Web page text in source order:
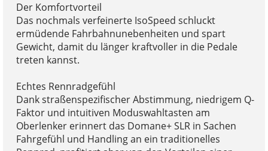
Der Komfortvorteil
Das nochmals verfeinerte IsoSpeed schluckt
ermüdende Fahrbahnunebenheiten und spart
Gewicht, damit du länger kraftvoller in die Pedale
treten kannst.
Echtes Rennradgefühl
Dank straßenspezifischer Abstimmung, niedrigem Q-
Faktor und intuitiven Moduswahltasten am
Oberlenker erinnert das Domane+ SLR in Sachen
Fahrgefühl und Handling an ein traditionelles